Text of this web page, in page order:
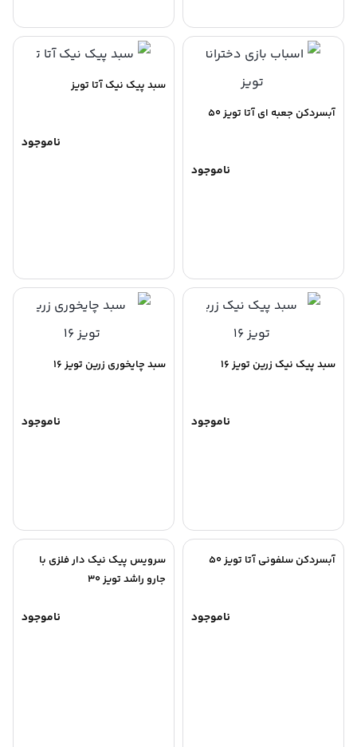
آبسردکن جعبه ای آتا تویز 50
ناموجود
سبد پیک نیک آتا تویز
ناموجود
سبد پیک نیک زرین تویز 16
ناموجود
سبد چایخوری زرین تویز 16
ناموجود
آبسردکن سلفونی آتا تویز 50
ناموجود
سرویس پیک نیک دار فلزی با
جارو راشد تویز 30
ناموجود